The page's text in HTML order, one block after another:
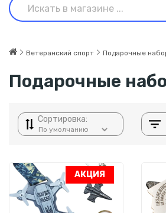
Ветеранский спорт Подарочные
Подарочные
Сортировка:
АКЦИЯ